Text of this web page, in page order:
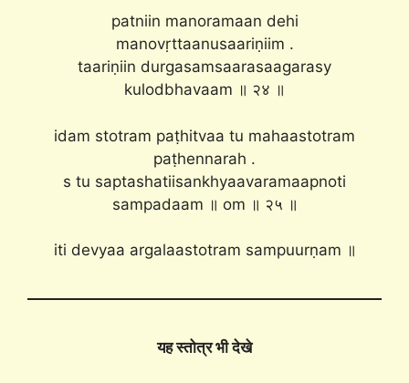
patniin manoramaan dehi
manovṛttaanusaariṇiim .
taariṇiin durgasamsaarasaagarasy
kulodbhavaam ॥ २४ ॥
idam stotram paṭhitvaa tu mahaastotram
paṭhennarah .
s tu saptashatiisankhyaavaramaapnoti
sampadaam ॥ om ॥ २५ ॥
iti devyaa argalaastotram sampuurṇam ॥
यह स्तोत्र भी देखे